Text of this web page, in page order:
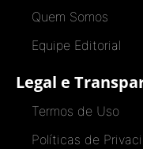
Quem Somos
Equipe Editorial
Legal e
Termos de Uso
Políticas de